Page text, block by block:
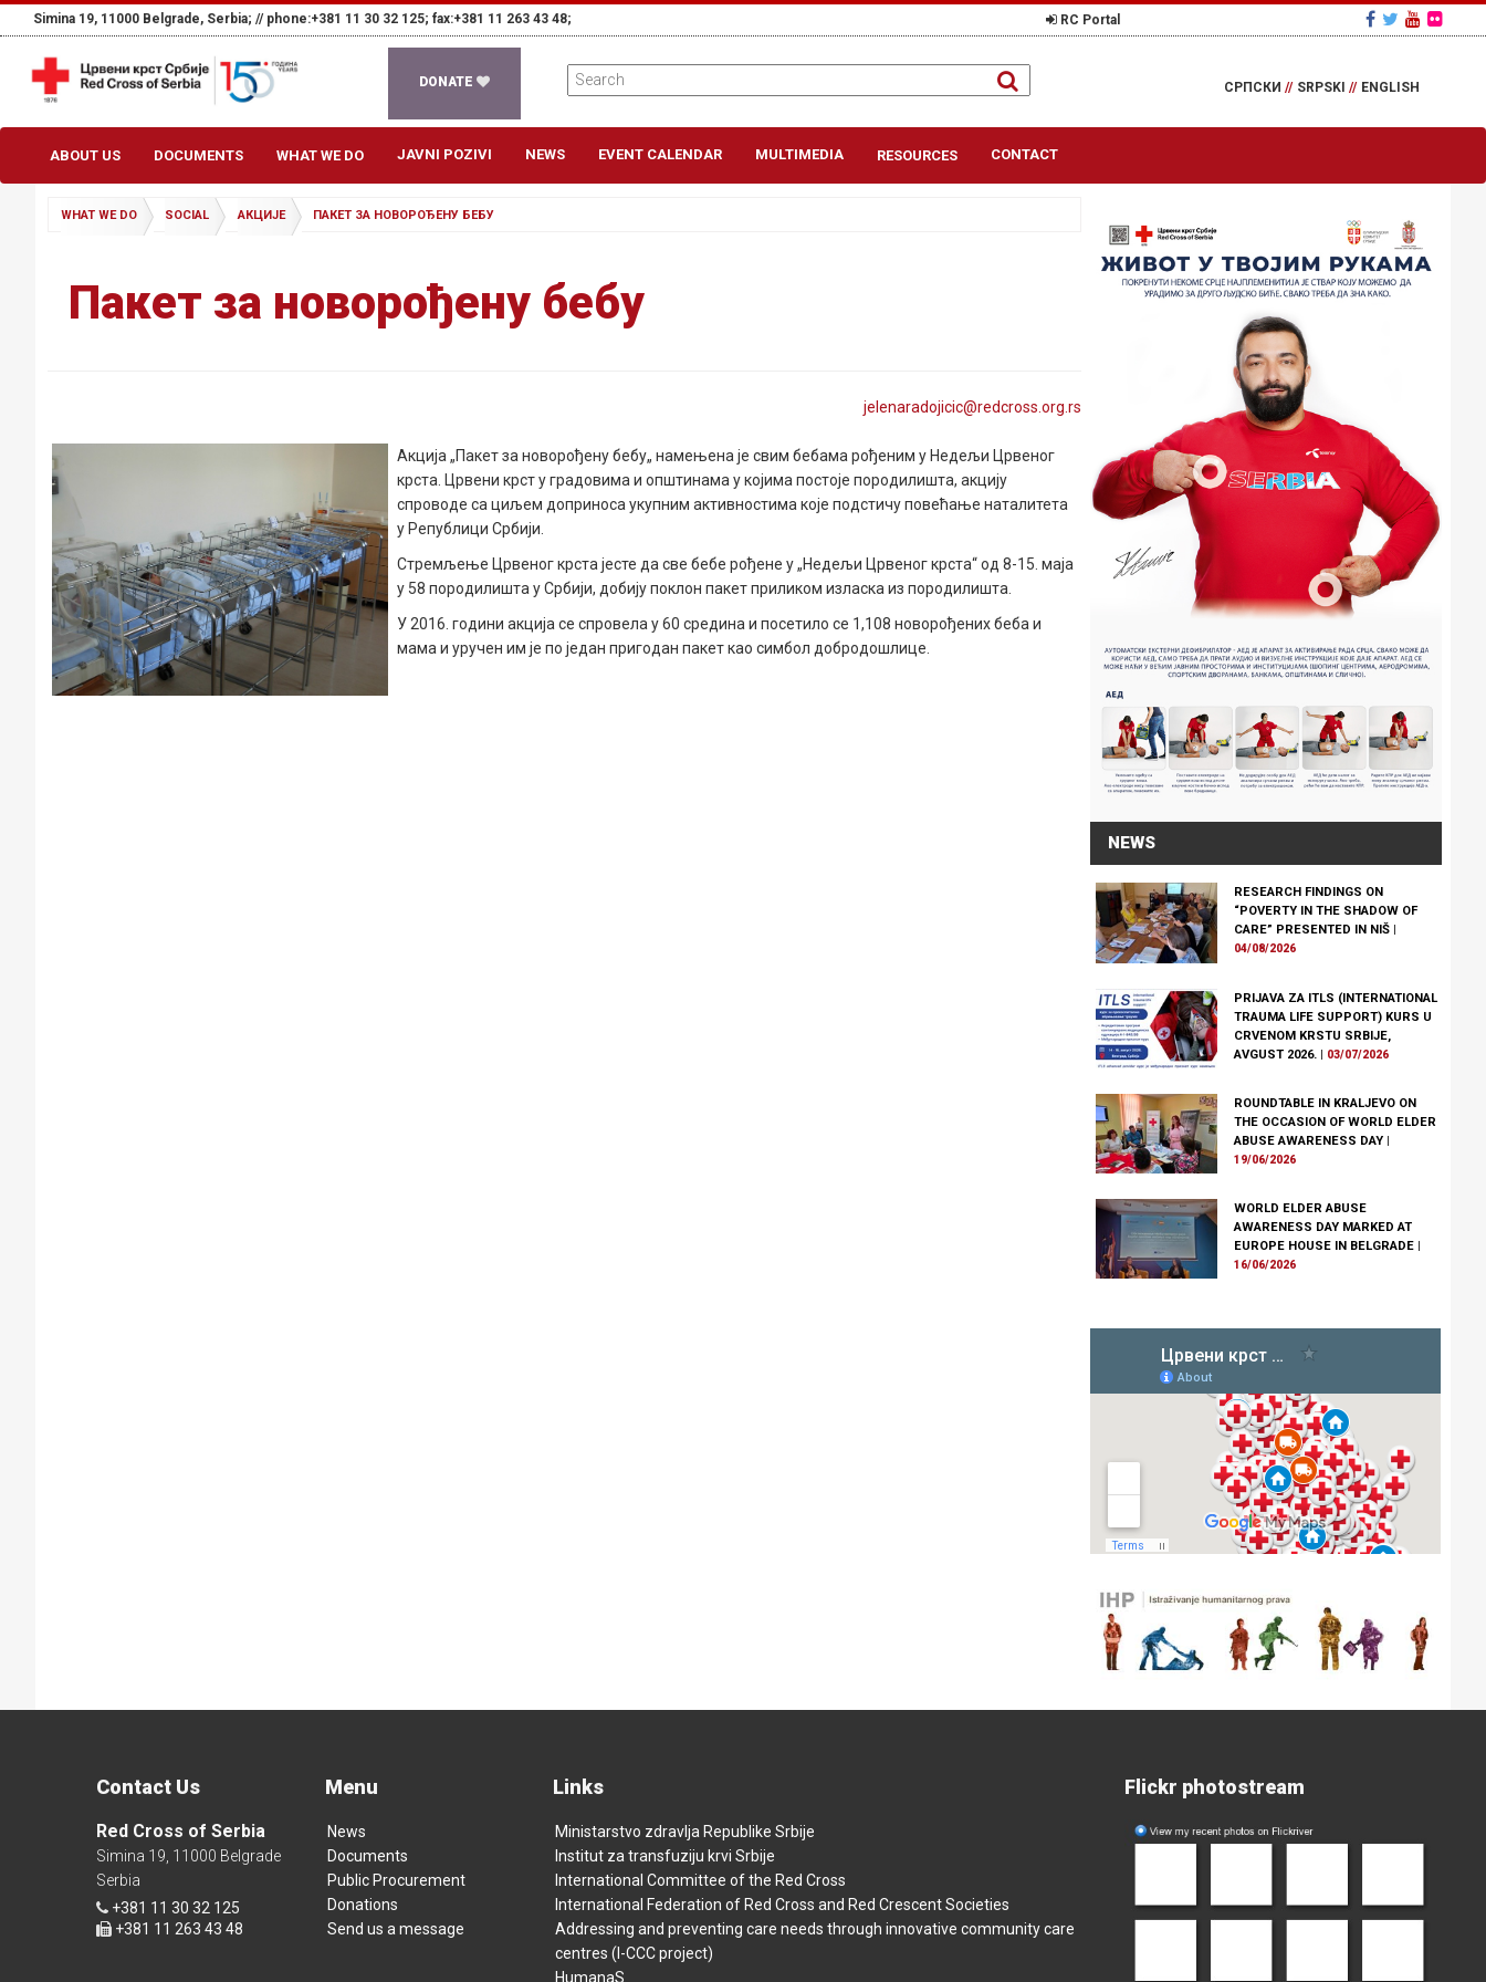
Simina 19, 11000 Belgrade, Serbia; // phone:+381 11 30 32 125; fax:+381 11 263 43 48; RC Portal
DONATE СРПСКИ // SRPSKI // ENGLISH
ABOUT US DOCUMENTS WHAT WE DO JAVNI POZIVI NEWS EVENT CALENDAR MULTIMEDIA RESOURCES CONTACT
WHAT WE DO SOCIAL АКЦИЈЕ ПАКЕТ ЗА НОВОРОЂЕНУ БЕБУ
Пакет за новорођену бебу
jelenaradojicic@redcross.org.rs
Акција„Пакет за новорођену бебу„ намењена је свим бебама рођеним у Недељи Црвеног
крста. Црвени крст у градовима и општинама у којима постоје породилишта, акцију
спроводе са циљем доприноса укупним активностима које подстичу повећање наталитета
у Републици Србији.
Стремљење Црвеног крста јесте да све бебе рођене у „Недељи Црвеног крста“ од 8-15. маја
у 58 породилишта у Србији, добију поклон пакет приликом изласка из породилишта.
У 2016. години акција се спровела у 60 средина и посетило се 1,108 новорођених беба и
мама и уручен им је по један пригодан пакет као симбол добродошлице.
NEWS
RESEARCH FINDINGS ON
“POVERTY IN THE SHADOW OF
CARE” PRESENTED IN NIŠ
04/08/2026
PRIJAVA ZA ITLS (INTERNATIONAL
TRAUMA LIFE SUPPORT) KURS U
CRVENOM KRSTU SRBIJE,
AVGUST 2026. | 03/07/2026
ROUNDTABLE IN KRALJEVO ON
THE OCCASION OF WORLD ELDER
ABUSE AWARENESS DAY |
19/06/2026
WORLD ELDER ABUSE
AWARENESS DAY MARKED AT
EUROPE HOUSE IN BELGRADE
16/06/2026
Contact Us
Red Cross of Serbia
Simina 19, 11000 Belgrade
Serbia
+381 11 30 32 125
+381 11 263 43 48
Menu
News
Documents
Public Procurement
Donations
Send us a message
Links
Ministarstvo zdravlja Republike Srbije
Institut za transfuziju krvi Srbije
International Committee of the Red Cross
International Federation of Red Cross and Red Crescent Societies
Addressing and preventing care needs through innovative community care
centres (I-CCC project)
HumanaS
Flickr photostream